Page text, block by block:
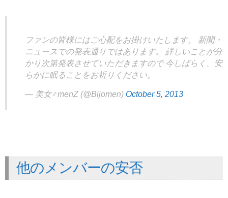
ファンの皆様にはご心配をお掛けいたします。 新聞・
ニュースでの発表通りではあります。 詳しいことが分
かり次第発表させていただきますので 今しばらく、安
らかに眠ることをお祈りください。
— 美女♂menZ (@Bijomen) October 5, 2013
他のメンバーの安否